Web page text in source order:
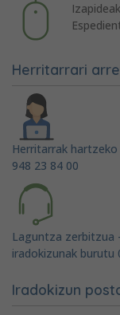
Herritarrari
Herritarrak
948 23 84 00
Laguntza zerbitzua
iradokizunak
Iradokizun